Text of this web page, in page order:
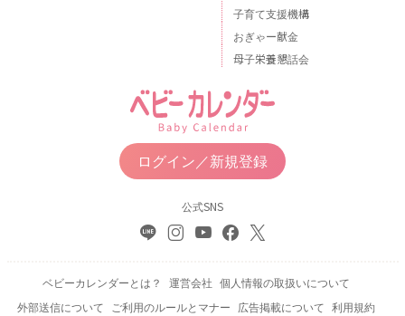
子育て支援機構
おぎゃー献金
母子栄養懇話会
ログイン／新規登録
公式SNS
ベビーカレンダーとは？ 運営会社 個人情報の取扱いについて
外部送信について
ご利用のルールとマナー 広告掲載について 利用規約